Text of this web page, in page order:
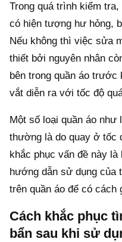
Trong quá trình kiểm
có hiện tượng hư hỏng,
Nếu không thì việc sửa
thiết bởi nguyên nhân
bên trong quần áo
vắt diễn ra với tốc độ
Một số loại quần áo như
thường là do quay ở tốc
khắc phục vấn đề này
hướng dẫn sử dụng của
trên quần áo để có cách
Cách khắc phục
bẩn sau khi sử